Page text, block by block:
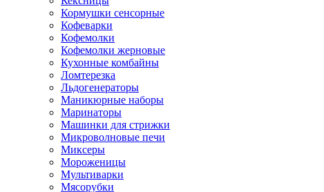
Кормушки сенсорные
Кофеварки
Кофемолки
Кофемолки жерновые
Кухонные комбайны
Ломтерезка
Льдогенераторы
Маникюрные наборы
Маринаторы
Машинки для стрижки
Микроволновые печи
Миксеры
Мороженицы
Мультиварки
Мясорубки